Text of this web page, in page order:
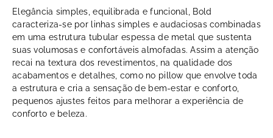
Elegância simples, equilibrada e funcional, Bold
caracteriza-se por linhas simples e audaciosas combinadas
em uma estrutura tubular espessa de metal que sustenta
suas volumosas e confortáveis almofadas. Assim a atenção
recai na textura dos revestimentos, na qualidade dos
acabamentos e detalhes, como no pillow que envolve toda
a estrutura e cria a sensação de bem-estar e conforto,
pequenos ajustes feitos para melhorar a experiência de
conforto e beleza.